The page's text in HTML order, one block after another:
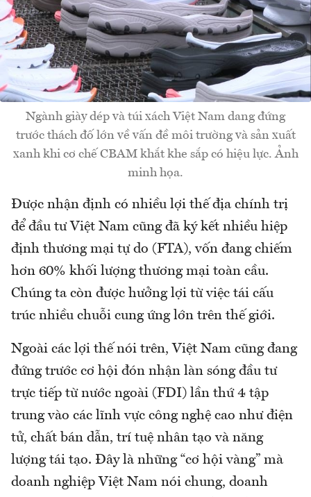
Ngành giày dép và túi xách Việt Nam dang đứng
trước thách đố lớn về vấn đề môi trường và sản xuất
xanh khi cơ chế CBAM khắt khe sắp có hiệu lực. Ảnh
minh họa.
Được nhận định có nhiều lợi thế địa chính trị
để đầu tư Việt Nam cũng đã ký kết nhiều hiệp
định thương mại tự do (FTA), vốn đang chiếm
hơn 60% khối lượng thương mại toàn cầu.
Chúng ta còn được hưởng lợi từ việc tái cấu
trúc nhiều chuỗi cung ứng lớn trên thế giới.
Ngoài các lợi thế nói trên, Việt Nam cũng đang
đứng trước cơ hội đón nhận làn sóng đầu tư
trực tiếp từ nước ngoài (FDI) lần thứ 4 tập
trung vào các lĩnh vực công nghệ cao như điện
tử, chất bán dẫn, trí tuệ nhân tạo và năng
lượng tái tạo. Đây là những “cơ hội vàng” mà
doanh nghiệp Việt Nam nói chung, doanh